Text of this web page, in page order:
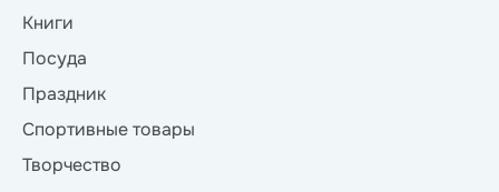
Книги
Посуда
Праздник
Спортивные товары
Творчество